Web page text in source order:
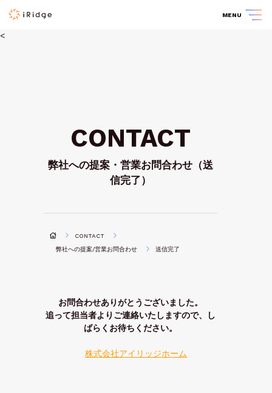
MENU
<
CONTACT
弊社への提案・営業お問合わせ（送
信完了）
CONTACT
弊社への提案/営業お問合わせ
送信完了
お問合わせありがとうございました。
追って担当者よりご連絡いたしますので、し
ばらくお待ちください。
株式会社アイリッジホーム